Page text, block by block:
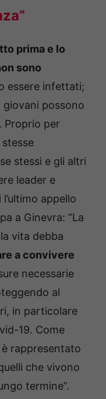
prima e lo
sono
essere infettati;
giovani possono
Proprio per
stessi e gli altri
leader e
appello
a Ginevra: “La
vita debba
a convivere
necessarie
al
in particolare
19. Come
rappresentato
che vivono
termine”.